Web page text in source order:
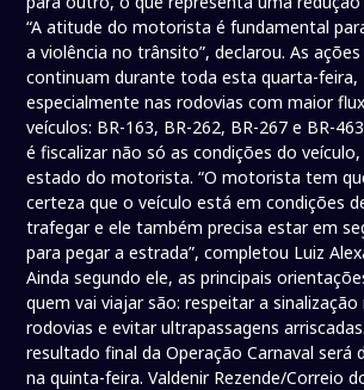
“A atitude do motorista é fundamental
a violência no trânsito”, declarou. As ações
continuam durante toda esta quarta-feira,
especialmente nas rodovias com maior
veículos: BR-163, BR-262, BR-267 e BR-
é fiscalizar não só as condições do
estado do motorista. “O motorista tem
certeza que o veículo está em condições
trafegar e ele também precisa estar em
para pegar a estrada”, completou Luiz
Ainda segundo ele, as principais
quem vai viajar são: respeitar a sinalização
rodovias e evitar ultrapassagens
resultado final da Operação Carnaval será
na quinta-feira. Valdenir Rezende/Correio